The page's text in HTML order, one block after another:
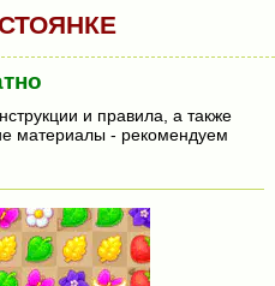
и правила, а также
материалы - рекомендуем